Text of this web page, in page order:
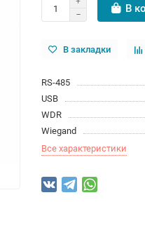
В
В закладки
RS-485
USB
WDR
Wiegand
Все характеристики